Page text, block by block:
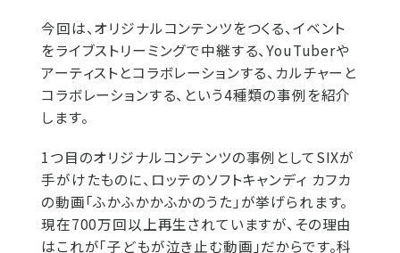
今回は、オリジナルコンテンツをつくる、イベント
をライブストリーミングで中継する、YouTuberや
アーティストとコラボレーションする、カルチャーと
コラボレーションする、という4種類の事例を紹介
します。
1つ目のオリジナルコンテンツの事例としてSIXが
手がけたものに、ロッテのソフトキャンディ カフカ
の動画「ふかふかかふかのうた」が挙げられます。
現在700万回以上再生されていますが、その理由
はこれが「子どもが泣き止む動画」だからです。科